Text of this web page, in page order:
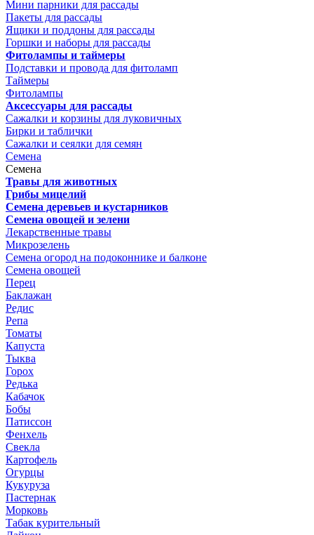
Мини парники для рассады
Пакеты для рассады
Ящики и поддоны для рассады
Горшки и наборы для рассады
Фитолампы и таймеры
Подставки и провода для фитоламп
Таймеры
Фитолампы
Аксессуары для рассады
Сажалки и корзины для луковичных
Бирки и таблички
Сажалки и сеялки для семян
Семена
Семена
Травы для животных
Грибы мицелий
Семена деревьев и кустарников
Семена овощей и зелени
Лекарственные травы
Микрозелень
Семена огород на подоконнике и балконе
Семена овощей
Перец
Баклажан
Редис
Репа
Томаты
Капуста
Тыква
Горох
Редька
Кабачок
Бобы
Патиссон
Фенхель
Свекла
Картофель
Огурцы
Кукуруза
Пастернак
Морковь
Табак курительный